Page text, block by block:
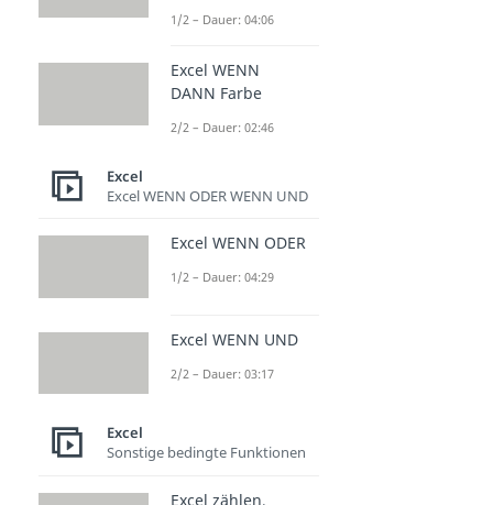
1/2 – Dauer: 04:06
Excel WENN
DANN Farbe
2/2 – Dauer: 02:46
Excel
Excel WENN ODER WENN UND
Excel WENN ODER
1/2 – Dauer: 04:29
Excel WENN UND
2/2 – Dauer: 03:17
Excel
Sonstige bedingte Funktionen
Excel zählen,